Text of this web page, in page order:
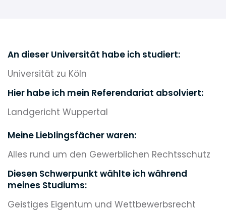
An dieser Universität habe ich studiert:
Universität zu Köln
Hier habe ich mein Referendariat absolviert:
Landgericht Wuppertal
Meine Lieblingsfächer waren:
Alles rund um den Gewerblichen Rechtsschutz
Diesen Schwerpunkt wählte ich während
meines Studiums:
Geistiges Eigentum und Wettbewerbsrecht